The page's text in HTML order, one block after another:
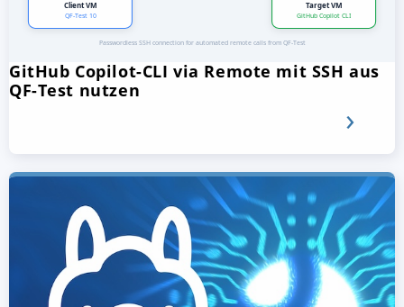
GitHub Copilot-CLI via Remote mit SSH aus
QF-Test nutzen